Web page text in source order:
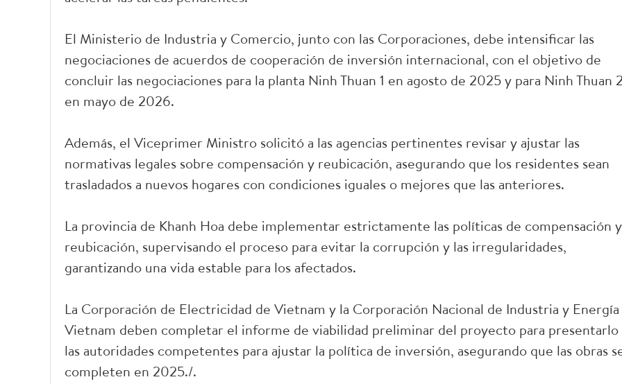
El Ministerio de Industria y Comercio, junto con las Corporaciones, debe intensificar las
negociaciones de acuerdos de cooperación de inversión internacional, con el objetivo de
concluir las negociaciones para la planta Ninh Thuan 1 en agosto de 2025 y para Ninh Thuan
en mayo de 2026.
Además, el Viceprimer Ministro solicitó a las agencias pertinentes revisar y ajustar las
normativas legales sobre compensación y reubicación, asegurando que los residentes sean
trasladados a nuevos hogares con condiciones iguales o mejores que las anteriores.
La provincia de Khanh Hoa debe implementar estrictamente las políticas de compensación y
reubicación, supervisando el proceso para evitar la corrupción y las irregularidades,
garantizando una vida estable para los afectados.
La Corporación de Electricidad de Vietnam y la Corporación Nacional de Industria y
Vietnam deben completar el informe de viabilidad preliminar del proyecto para presentarlo
las autoridades competentes para ajustar la política de inversión, asegurando que las obras
completen en 2025./.